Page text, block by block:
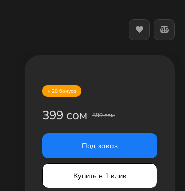
+ 20 бонуса
399 сом 599 сом
Под заказ
Купить в 1 клик